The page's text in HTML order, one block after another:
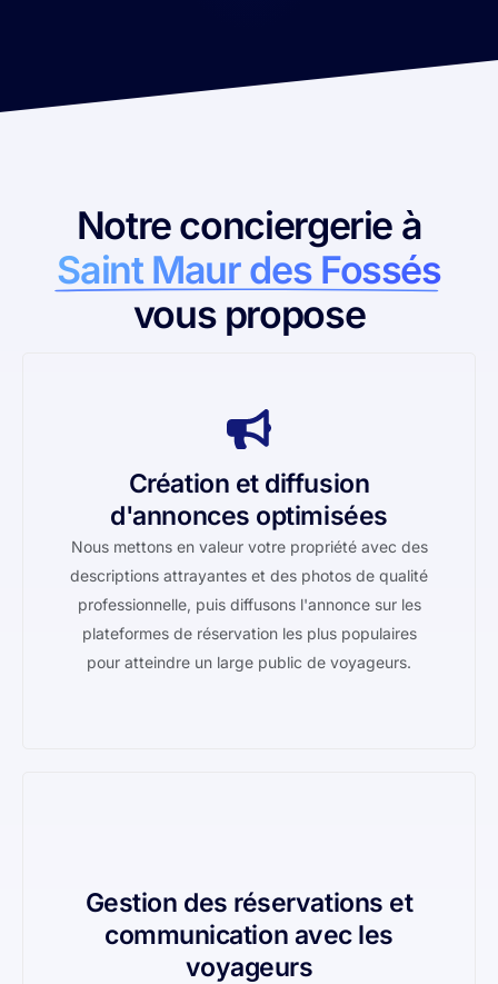
Notre conciergerie à
Saint Maur des Fossés
vous propose
Création et diffusion
d'annonces optimisées
Nous mettons en valeur votre propriété avec des
descriptions attrayantes et des photos de qualité
professionnelle, puis diffusons l'annonce sur les
plateformes de réservation les plus populaires
pour atteindre un large public de voyageurs.
Gestion des réservations et
communication avec les
voyageurs